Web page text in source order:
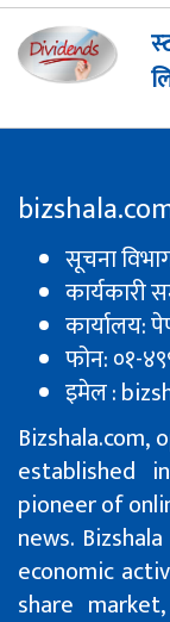
सूचना
कार्यकारी
कार्यालय:
फोन: ०१-
इमेल :
Bizshala.com,
established
pioneer of
news.
economic
share